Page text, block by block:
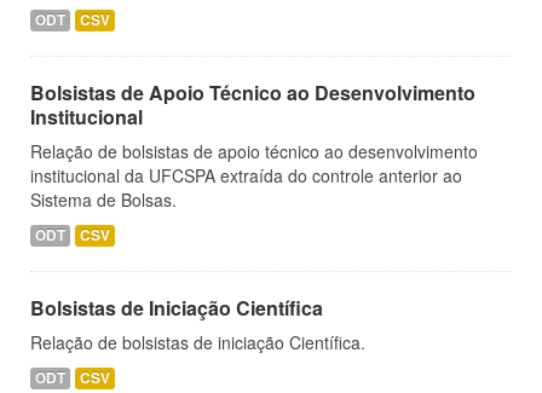
ODT CSV
Bolsistas de Apoio Técnico ao Desenvolvimento
Institucional
Relação de bolsistas de apoio técnico ao desenvolvimento
institucional da UFCSPA extraída do controle anterior ao
Sistema de Bolsas.
ODT CSV
Bolsistas de Iniciação Científica
Relação de bolsistas de iniciação Científica.
ODT CSV